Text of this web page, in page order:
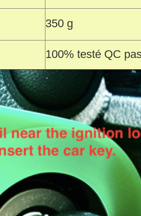
350 g
100% testé QC